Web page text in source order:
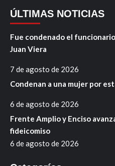
ÚLTIMAS NOTICIAS
Fue condenado el
Juan Viera
7 de agosto de 2026
Condenan a una mujer por
6 de agosto de 2026
Frente Amplio y Enciso
fideicomiso
6 de agosto de 2026